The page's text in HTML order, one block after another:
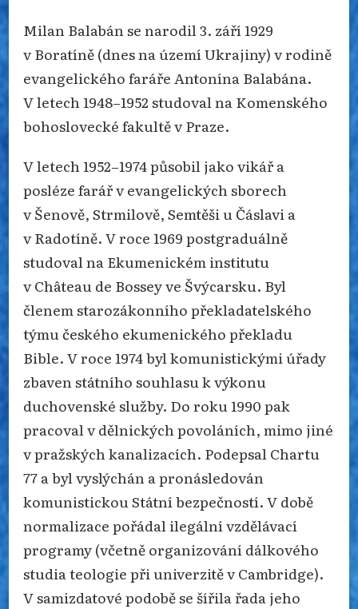
Milan Balabán se narodil 3. září 1929
v Boratíně (dnes na území Ukrajiny) v rodině
evangelického faráře Antonína Balabána.
V letech 1948–1952 studoval na Komenského
bohoslovecké fakultě v Praze.
V letech 1952–1974 působil jako vikář a
posléze farář v evangelických sborech
v Šenově, Strmilově, Semtěši u Čáslavi a
v Radotíně. V roce 1969 postgraduálně
studoval na Ekumenickém institutu
v Château de Bossey ve Švýcar­sku. Byl
členem starozákonního překla­datelského
týmu českého ekume­nického překladu
Bible. V roce 1974 byl komunistickými úřady
zbaven státního souhlasu k výkonu
duchovenské služby. Do roku 1990 pak
pracoval v dělnic­kých povoláních, mimo jiné
v pražských kanalizacích. Podepsal Chartu
77 a byl vyslýchán a pronásledován
komunistickou Státní bezpečností. V době
normalizace pořádal ilegální vzdělávací
programy (včetně organizování dálkového
studia teologie při univerzitě v Cambrid­ge).
V samizdatové podobě se šířila řada je­ho